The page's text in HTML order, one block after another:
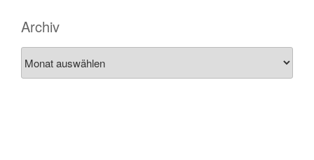
Archiv